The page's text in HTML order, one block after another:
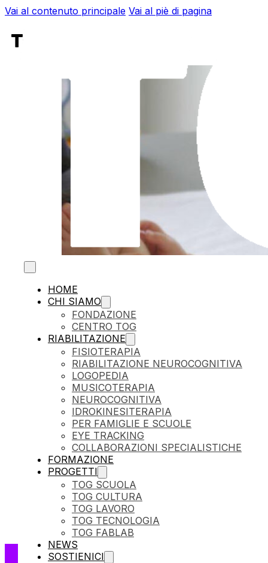
Vai al contenuto principale Vai al piè di pagina
HOME
CHI SIAMO
FONDAZIONE
CENTRO TOG
RIABILITAZIONE
FISIOTERAPIA
RIABILITAZIONE NEUROCOGNITIVA
LOGOPEDIA
MUSICOTERAPIA
NEUROCOGNITIVA
IDROKINESITERAPIA
PER FAMIGLIE E SCUOLE
EYE TRACKING
COLLABORAZIONI SPECIALISTICHE
FORMAZIONE
PROGETTI
TOG SCUOLA
TOG CULTURA
TOG LAVORO
TOG TECNOLOGIA
TOG FABLAB
NEWS
SOSTIENICI
Tag:
Percorso formativo: la valutazione
13 Febbraio 2026
Fondazione TOG organizza per il 2026 e 2027